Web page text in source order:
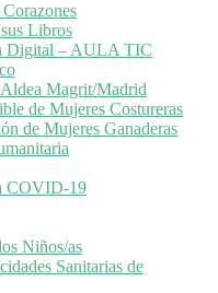
Libros
Digital – AULA TIC
Magrit/Madrid
de Mujeres Costureras
de Mujeres Ganaderas
COVID-19
Niños/as
Sanitarias de